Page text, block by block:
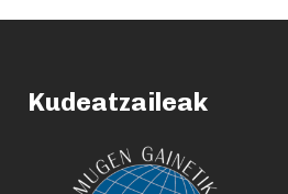
Kudeatzaileak